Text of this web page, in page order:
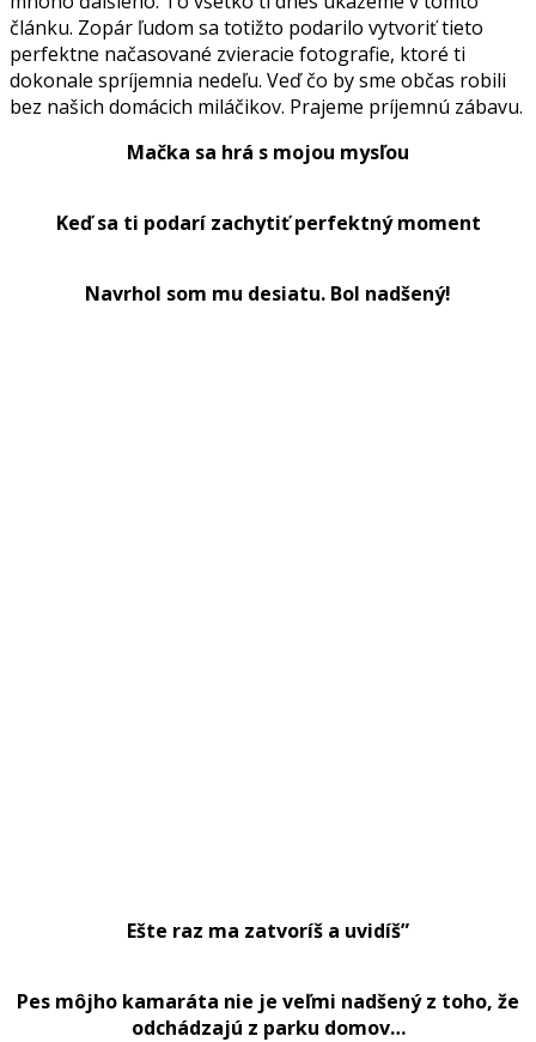
článku. Zopár ľudom sa totižto podarilo vytvoriť tieto
perfektne načasované zvieracie fotografie, ktoré ti
dokonale spríjemnia nedeľu. Veď čo by sme občas robili
bez našich domácich miláčikov. Prajeme príjemnú zábavu.
Mačka sa hrá s mojou mysľou
Keď sa ti podarí zachytiť perfektný moment
Navrhol som mu desiatu. Bol nadšený!
Ešte raz ma zatvoríš a uvidíš”
Pes môjho kamaráta nie je veľmi nadšený z toho, že
odchádzajú z parku domov…